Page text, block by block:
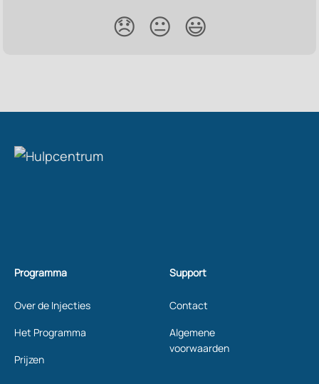
😞 😐 😃
Programma
Over de Injecties
Het Programma
Prijzen
Support
Contact
Algemene
voorwaarden